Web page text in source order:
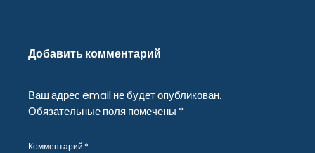
Добавить комментарий
Ваш адрес email не будет опубликован.
Обязательные поля помечены *
Комментарий *